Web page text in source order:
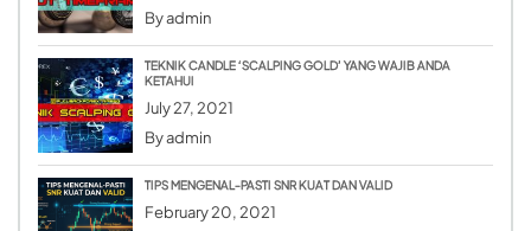
Byadmin
TEKNIK CANDLE ‘SCALPING GOLD’ YANG WAJIB ANDA
KETAHUI
July 27, 2021
Byadmin
TIPS MENGENAL-PASTI SNR KUAT DAN VALID
February 20, 2021